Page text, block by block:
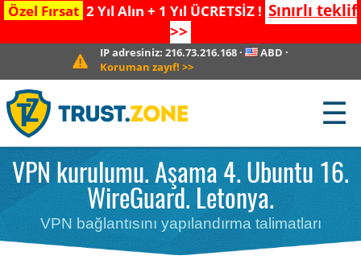
Özel Fırsat 2 Yıl Alın + 1 Yıl ÜCRETSİZ ! Sınırlı teklif
>>
IP adresiniz:216.73.216.168 · ABD ·
Koruman zayıf! >>
☰
VPN kurulumu. Aşama 4. Ubuntu 16.
WireGuard. Letonya.
VPN bağlantısını yapılandırma talimatları